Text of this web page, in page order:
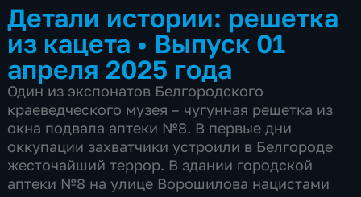
Детали истории: решетка
из кацета • Выпуск 01
апреля 2025 года
Один из экспонатов Белгородского
краеведческого музея – чугунная решетка из
окна подвала аптеки №8. В первые дни
оккупации захватчики устроили в Белгороде
жесточайший террор. В здании городской
аптеки №8 на улице Ворошилова нацистами